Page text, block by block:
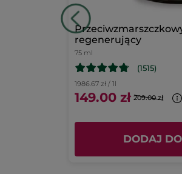
regenerujący
75 ml
(1515)
1986.67 zł / 1l
149.00 zł 209.00 zł
DODAJ